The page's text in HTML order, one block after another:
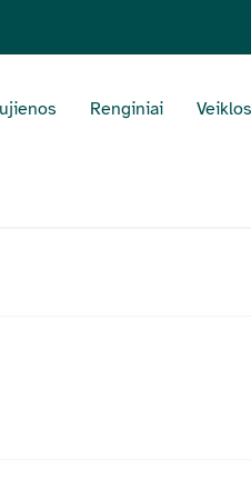
Renginiai